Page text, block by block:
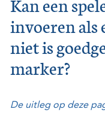
invoeren als
niet is
marker?
De uitleg op deze